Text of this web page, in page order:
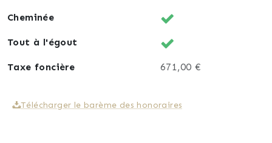
Cheminée
Tout à l'égout
Taxe foncière 671,00 €
Télécharger le barème des honoraires